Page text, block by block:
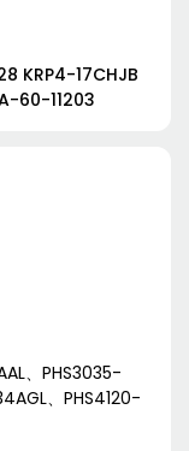
KRP4-17CHJB
60-11203